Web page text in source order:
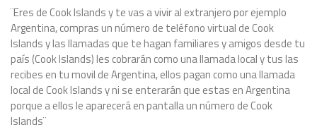
¨Eres de Cook Islands y te vas a vivir al extranjero por ejemplo
Argentina, compras un número de teléfono virtual de Cook
Islands y las llamadas que te hagan familiares y amigos desde tu
país (Cook Islands) les cobrarán como una llamada local y tus las
recibes en tu movil de Argentina, ellos pagan como una llamada
local de Cook Islands y ni se enterarán que estas en Argentina
porque a ellos le aparecerá en pantalla un número de Cook
Islands¨